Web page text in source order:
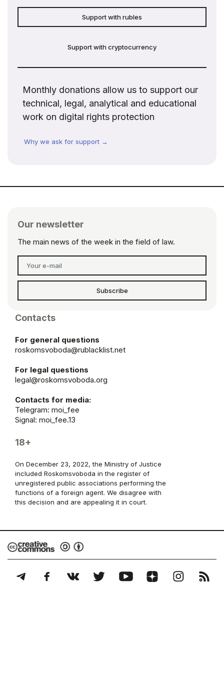
Support with rubles
Support with cryptocurrency
Monthly donations allow us to support our
technical, legal, analytical and educational
work on digital rights protection
Why we ask for support →
Our newsletter
The main news of the week in the field of law.
Subscribe
Contacts
For general questions
roskomsvoboda@rublacklist.net
For legal questions
legal@roskomsvoboda.org
Contacts for media:
Telegram: moi_fee
Signal: moi_fee.13
18+
On December 23, 2022, the Ministry of Justice
included Roskomsvoboda in the register of
unregistered public associations performing the
functions of a foreign agent. We disagree with
this decision and are appealing it in court.